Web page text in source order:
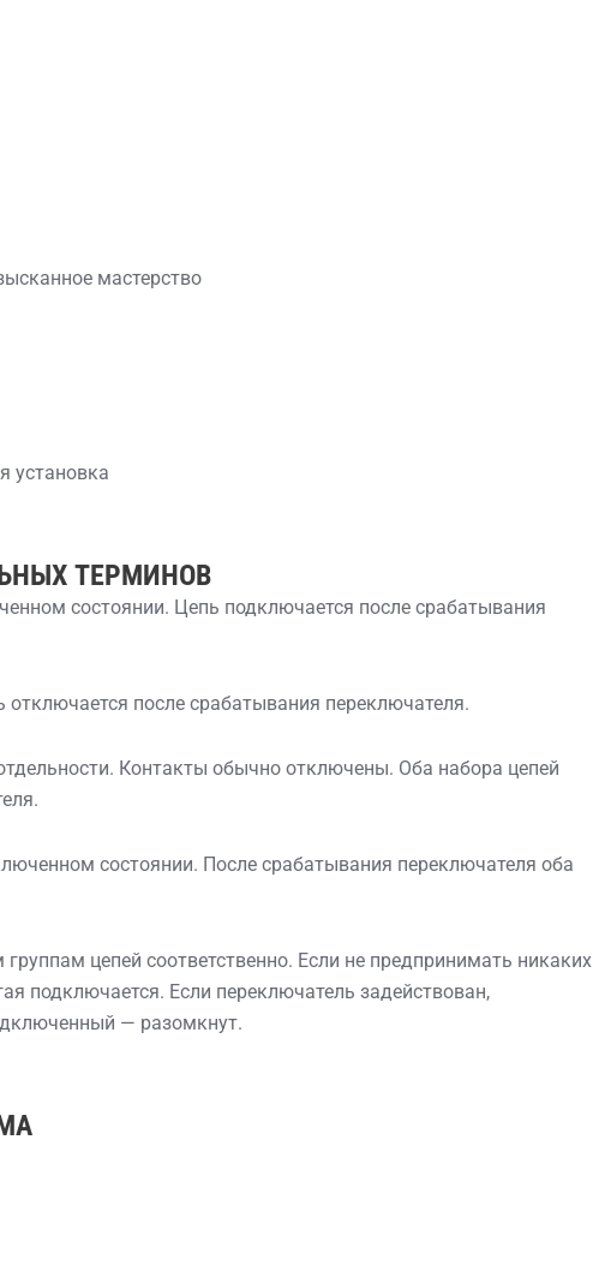
мастерство
установка
ТЕРМИНОВ
состоянии. Цепь подключается после срабатывания
после срабатывания переключателя.
Контакты обычно отключены. Оба набора цепей
состоянии. После срабатывания переключателя оба
цепей соответственно. Если не предпринимать никаких
подключается. Если переключатель задействован,
— разомкнут.